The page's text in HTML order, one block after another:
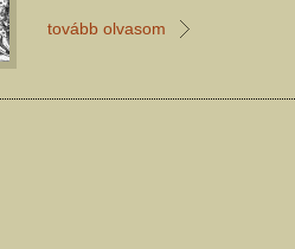
tovább olvasom